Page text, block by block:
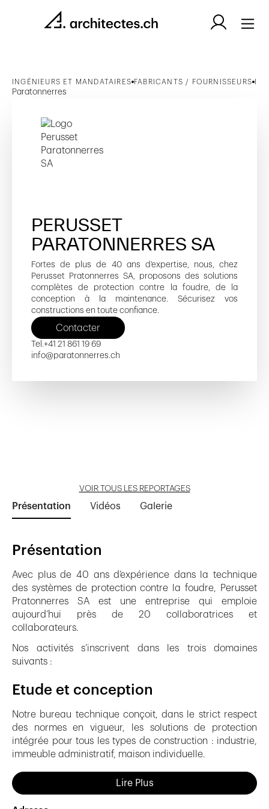
INGÉNIEURS ET MANDATAIRES FABRICANTS / FOURNISSEURS
Paratonnerres
PERUSSET
PARATONNERRES SA
Fortes de plus de 40 ans d'expertise, nous, chez
Perusset Pratonnerres SA, proposons des solutions
complètes de protection contre la foudre, de la
conception à la maintenance. Sécurisez vos
constructions en toute confiance.
Contacter
Tel.+41 21 861 19 69
info@paratonnerres.ch
VOIR TOUS LES REPORTAGES
Présentation Vidéos Galerie
Présentation
Avec plus de 40 ans d’expérience dans la technique
des systèmes de protection contre la foudre, Perusset
Pratonnerres SA est une entreprise qui emploie
aujourd’hui près de 20 collaboratrices et
collaborateurs.
Nos activités s’inscrivent dans les trois domaines
suivants :
Etude et conception
Notre bureau technique conçoit, dans le strict respect
des normes en vigueur, les solutions de protection
intégrée pour tous les types de construction : industrie,
immeuble administratif, maison individuelle.
Nous établissons les dossiers techniques et prenons en
Lire Plus